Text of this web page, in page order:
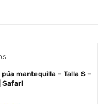
púa mantequilla – Talla S –
Safari